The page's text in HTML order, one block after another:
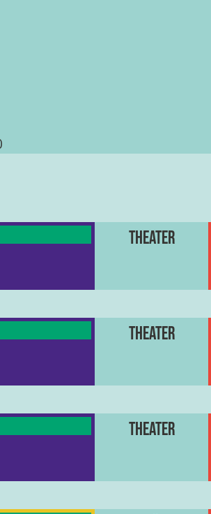
Theater
Theater
Theater